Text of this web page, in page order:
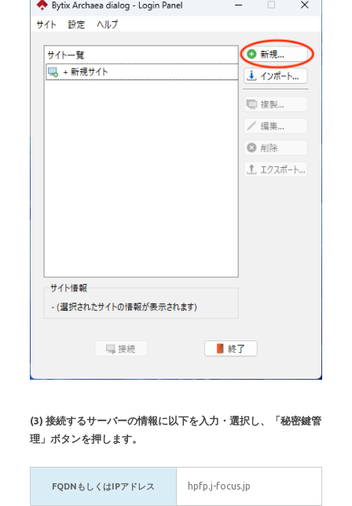
(3) 接続するサーバーの情報に以下を入力・選択し、「秘密鍵管
理」ボタンを押します。
FQDNもしくはIPアドレス hpfp.j-focus.jp